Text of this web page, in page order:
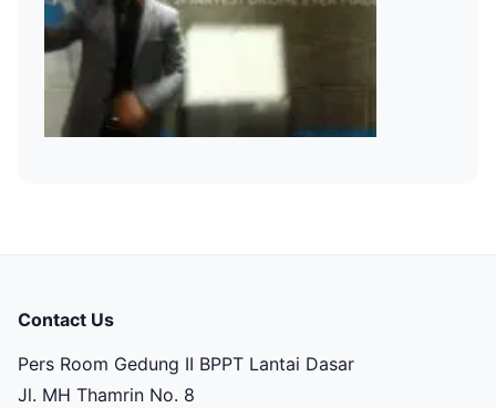
Contact Us
Pers Room Gedung II BPPT Lantai Dasar
Jl. MH Thamrin No. 8